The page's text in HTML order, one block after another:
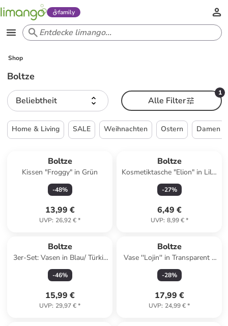
family
Shop
Boltze
Beliebtheit
1
Alle Filter
Home & Living SALE Weihnachten Ostern Damen
Boltze
Kissen "Froggy" in Grün
-48%
13,99 €
UVP: 26,92 €*
Boltze
Kosmetiktasche "Elion" in Lila/
Hellblau - (B)12 x (H)10 cm
-27%
6,49 €
UVP: 8,99 €*
Boltze
3er-Set: Vasen in Blau/ Türkis
- (H)11 x Ø 11 cm
-46%
15,99 €
UVP: 29,97 €*
Boltze
Vase ''Lojin'' in Transparent -
(H)26 x Ø 16 cm
-28%
17,99 €
UVP: 24,99 €*